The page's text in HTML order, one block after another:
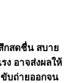
กสดชื่น สบาย
ง อาจส่งผลให้
ขับถ่ายออกจน